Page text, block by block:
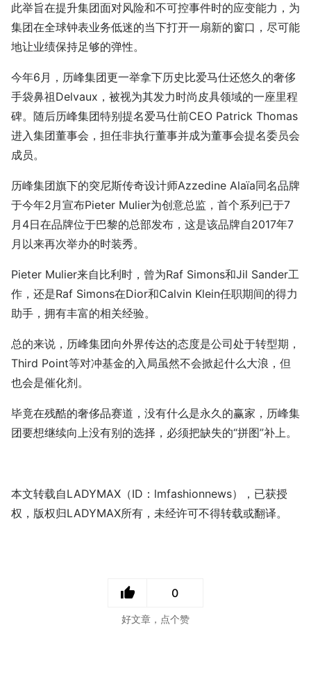
此举旨在提升集团面对风险和不可控事件时的应变能力，为
集团在全球钟表业务低迷的当下打开一扇新的窗口，尽可能
地让业绩保持足够的弹性。
今年6月，历峰集团更一举拿下历史比爱马仕还悠久的奢侈
手袋鼻祖Delvaux，被视为其发力时尚皮具领域的一座里程
碑。随后历峰集团特别提名爱马仕前CEO Patrick Thomas
进入集团董事会，担任非执行董事并成为董事会提名委员会
成员。
历峰集团旗下的突尼斯传奇设计师Azzedine Alaïa同名品牌
于今年2月宣布Pieter Mulier为创意总监，首个系列已于7
月4日在品牌位于巴黎的总部发布，这是该品牌自2017年7
月以来再次举办的时装秀。
Pieter Mulier来自比利时，曾为Raf Simons和Jil Sander工
作，还是Raf Simons在Dior和Calvin Klein任职期间的得力
助手，拥有丰富的相关经验。
总的来说，历峰集团向外界传达的态度是公司处于转型期，
Third Point等对冲基金的入局虽然不会掀起什么大浪，但
也会是催化剂。
毕竟在残酷的奢侈品赛道，没有什么是永久的赢家，历峰集
团要想继续向上没有别的选择，必须把缺失的“拼图”补上。
本文转载自LADYMAX（ID：lmfashionnews），已获授
权，版权归LADYMAX所有，未经许可不得转载或翻译。
0
好文章，点个赞